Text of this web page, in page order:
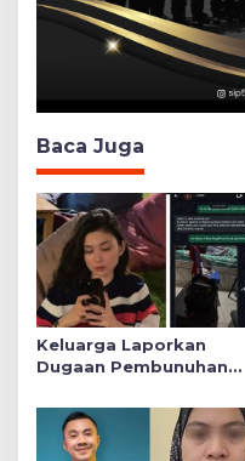
Baca Juga
Keluarga Laporkan
Dugaan Pembunuhan
Soroti Luka Lebam dan
Curhat Mendiang